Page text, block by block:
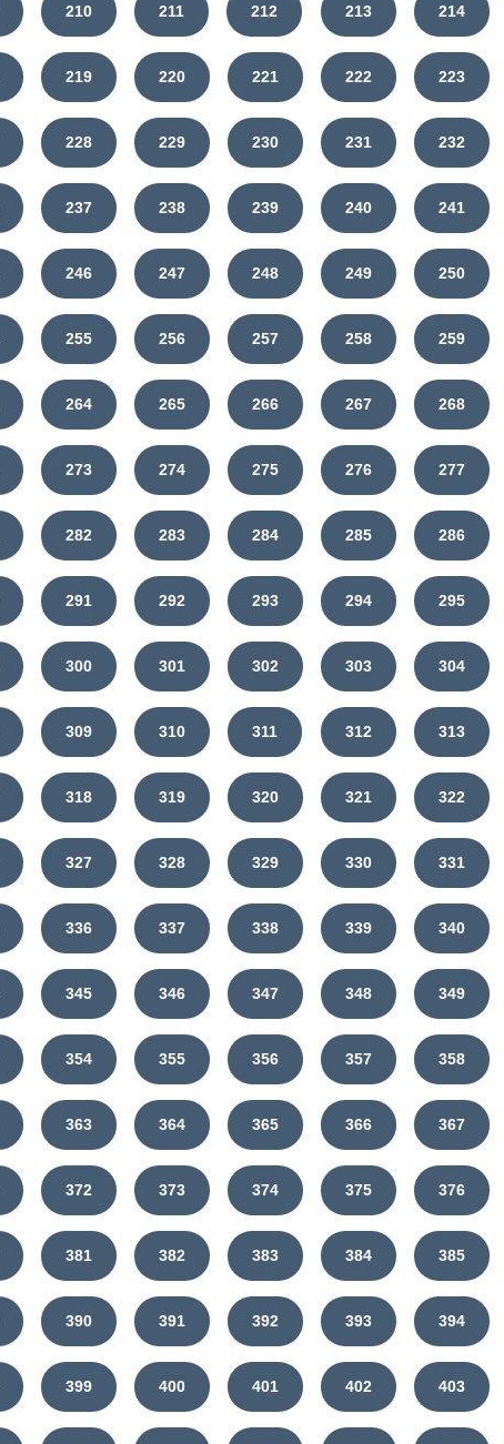
210 211 212 213 214
219 220 221 222 223
228 229 230 231 232
237 238 239 240 241
246 247 248 249 250
255 256 257 258 259
264 265 266 267 268
273 274 275 276 277
282 283 284 285 286
291 292 293 294 295
300 301 302 303 304
309 310 311 312 313
318 319 320 321 322
327 328 329 330 331
336 337 338 339 340
345 346 347 348 349
354 355 356 357 358
363 364 365 366 367
372 373 374 375 376
381 382 383 384 385
390 391 392 393 394
399 400 401 402 403